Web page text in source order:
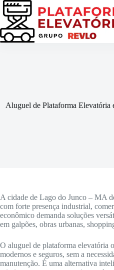
Pular
para
conteúdo
Aluguel de Plataforma
A cidade de Lago do Junco – MA
com forte presença industrial,
econômico demanda soluções
em galpões, obras urbanas,
O aluguel de plataforma elevatória
modernos e seguros, sem a
manutenção. É uma alternativa